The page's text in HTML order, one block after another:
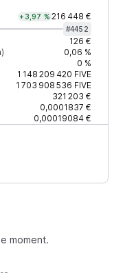
+3,97 % 216 448 €
#4452
126 €
0,06 %
0 %
1 148 209 420 FIVE
1 703 908 536 FIVE
321 203 €
0,0001837 €
0,00019084 €
moment.